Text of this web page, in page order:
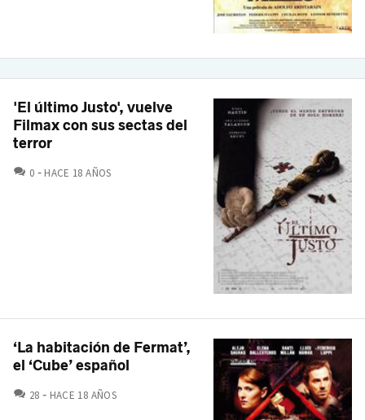
'El último Justo', vuelve
Filmax con sus sectas del
terror
0 COMENTARIOS
HACE 18 AÑOS
‘La habitación de Fermat’,
el ‘Cube’ español
28 COMENTARIOS
HACE 18 AÑOS